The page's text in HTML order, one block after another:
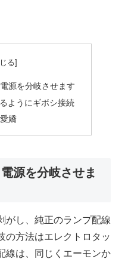
源を分岐させます
ようにギボシ接続
嬌
源を分岐させま
がし、純正のランプ配線
の方法はエレクトロタッ
線は、同じくエーモンか